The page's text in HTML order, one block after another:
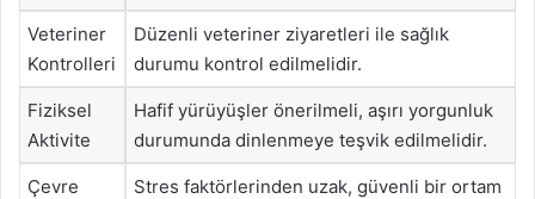
Veteriner
Kontrolleri
Düzenli veteriner ziyaretleri ile sağlık
durumu kontrol edilmelidir.
Fiziksel
Aktivite
Hafif yürüyüşler önerilmeli, aşırı yorgunluk
durumunda dinlenmeye teşvik edilmelidir.
Çevre
Stres faktörlerinden uzak, güvenli bir ortam